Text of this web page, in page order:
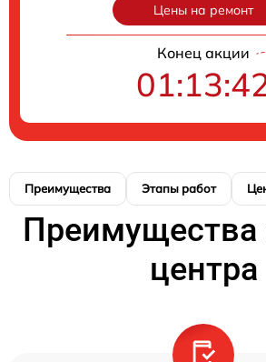
Цены на ремонт
Конец акции
Преимущества Этапы работ
Преимущества
центра